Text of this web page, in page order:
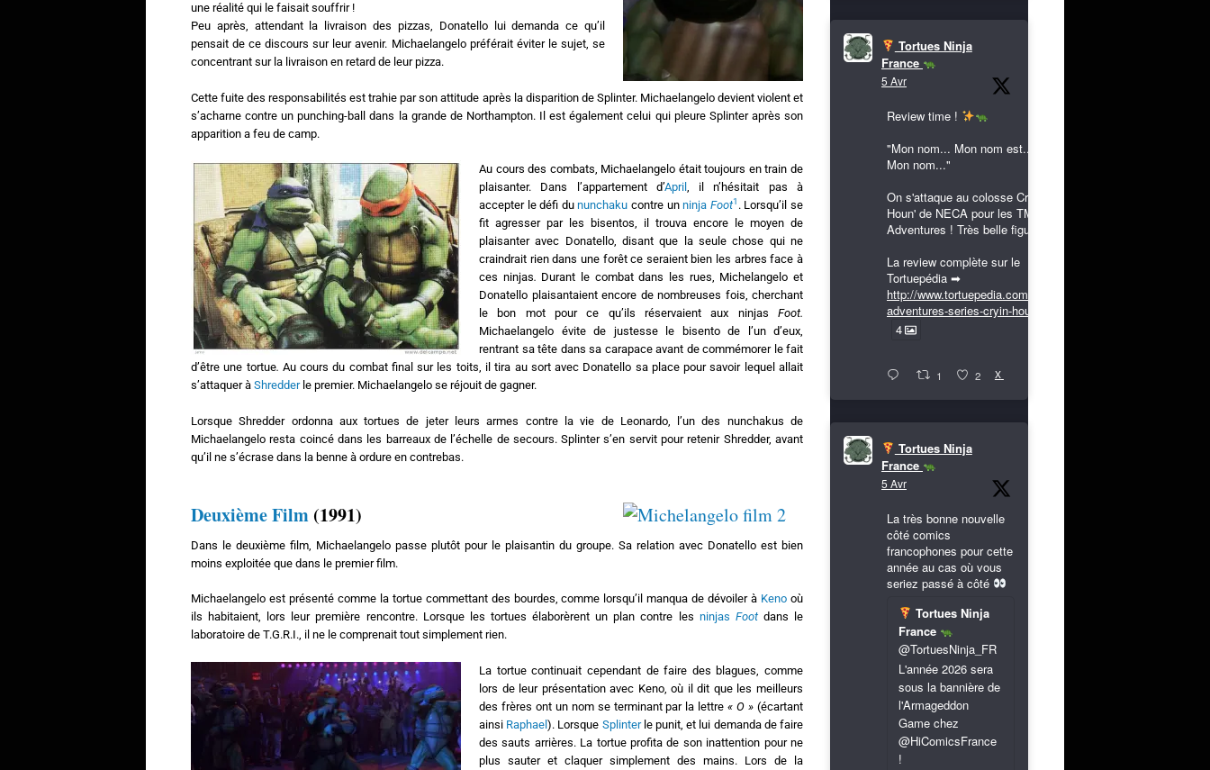
une réalité qui le faisait souffrir !
Peu après, attendant la livraison des pizzas, Donatello lui demanda ce qu’il
pensait de ce discours sur leur avenir. Michaelangelo préférait éviter le sujet, se
concentrant sur la livraison en retard de leur pizza.
Cette fuite des responsabilités est trahie par son attitude après la disparition de Splinter. Michaelangelo devient violent et
s’acharne contre un punching-ball dans la grande de Northampton. Il est également celui qui pleure Splinter après son
apparition a feu de camp.
Au cours des combats, Michaelangelo était toujours en train de
plaisanter. Dans l’appartement d’April , il n’hésitait pas à
accepter le défi dununchaku contre unninja Foot1 . Lorsqu’il se
fit agresser par les bisentos, il trouva encore le moyen de
plaisanter avec Donatello, disant que la seule chose qui ne
craindrait rien dans une forêt ce seraient bien les arbres face à
ces ninjas. Durant le combat dans les rues, Michelangelo et
Donatello plaisantaient encore de nombreuses fois, cherchant
le bon mot pour ce qu’ils réservaient aux ninjas Foot.
Michaelangelo évite de justesse le bisento de l’un d’eux,
rentrant sa tête dans sa carapace avant de commémorer le fait
d’être une tortue. Au cours du combat final sur les toits, il tira au sort avec Donatello sa place pour savoir lequel allait
s’attaquer à Shredderle premier. Michaelangelo se réjouit de gagner.
Lorsque Shredder ordonna aux tortues de jeter leurs armes contre la vie de Leonardo, l’un des nunchakus de
Michaelangelo resta coincé dans les barreaux de l’échelle de secours. Splinter s’en servit pour retenir Shredder, avant
qu’il ne s’écrase dans la benne à ordure en contrebas.
Deuxième Film (1991)
Dans le deuxième film, Michaelangelo passe plutôt pour le plaisantin du groupe. Sa relation avec Donatello est bien
moins exploitée que dans le premier film.
Michaelangelo est présenté comme la tortue commettant des bourdes, comme lorsqu’il manqua de dévoiler à Keno où
ils habitaient, lors leur première rencontre. Lorsque les tortues élaborèrent un plan contre les ninjas Footdans le
laboratoire de T.G.R.I., il ne le comprenait tout simplement rien.
La tortue continuait cependant de faire des blagues, comme
lors de leur présentation avec Keno, où il dit que les meilleurs
des frères ont un nom se terminant par la lettre« O » (écartant
ainsi Raphael). Lorsque Splinterle punit, et lui demanda de faire
des sauts arrières. La tortue profita de son inattention pour ne
plus sauter et claquer simplement des mains. Lors de la
Tortues Ninja
France
5 Avr
Review time !
"Mon nom... Mon nom est...
Mon nom..."
On s'attaque au colosse Cryin'
Houn' de NECA pour les TMNT
Adventures ! Très belle figurine !
La review complète sur le
Tortuepédia ➡
http://www.tortuepedia.com/tmnt-
adventures-series-cryin-houn...
4
1 2 X
Tortues Ninja
France
5 Avr
La très bonne nouvelle
côté comics
francophones pour cette
année au cas où vous
seriez passé à côté
Tortues Ninja
France
@TortuesNinja_FR
L'année 2026 sera
sous la bannière de
l'Armageddon
Game chez
@HiComicsFrance
!